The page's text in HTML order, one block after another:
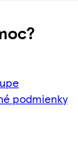
podmienky